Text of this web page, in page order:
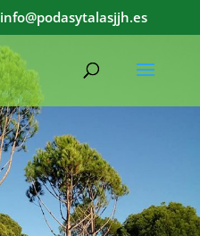
info@podasytalasjjh.es